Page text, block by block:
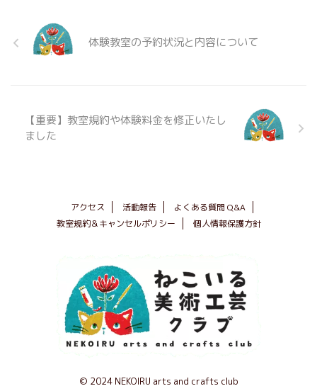
体験教室の予約状況と内容について
【重要】教室規約や体験料金を修正いたし
ました
アクセス 活動報告
よくある質問 Q&A
教室規約＆キャンセルポリシー
個人情報保護方針
© 2024 NEKOIRU arts and crafts club